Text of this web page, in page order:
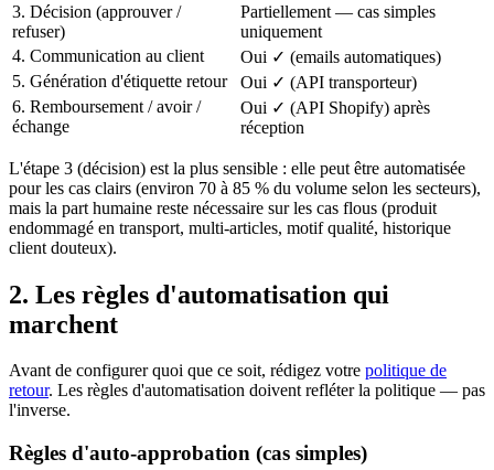
3. Décision (approuver /
refuser)
Partiellement — cas simples
uniquement
4. Communication au client
Oui ✓ (emails automatiques)
5. Génération d'étiquette retour
Oui ✓ (API transporteur)
6. Remboursement / avoir /
échange
Oui ✓ (API Shopify) après
réception
L'étape 3 (décision) est la plus sensible : elle peut être automatisée
pour les cas clairs (environ 70 à 85 % du volume selon les secteurs),
mais la part humaine reste nécessaire sur les cas flous (produit
endommagé en transport, multi-articles, motif qualité, historique
client douteux).
2. Les règles d'automatisation qui
marchent
Avant de configurer quoi que ce soit, rédigez votre politique de
retour. Les règles d'automatisation doivent refléter la politique — pas
l'inverse.
Règles d'auto-approbation (cas simples)